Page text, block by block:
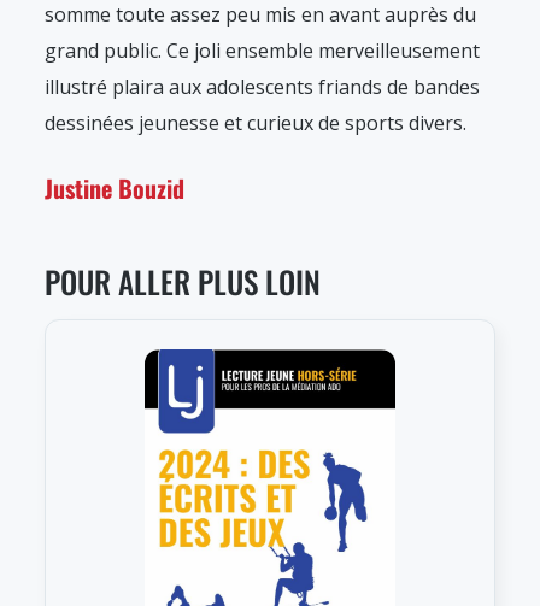
somme toute assez peu mis en avant auprès du
grand public. Ce joli ensemble merveilleusement
illustré plaira aux adolescents friands de bandes
dessinées jeunesse et curieux de sports divers.
Justine Bouzid
POUR ALLER PLUS LOIN